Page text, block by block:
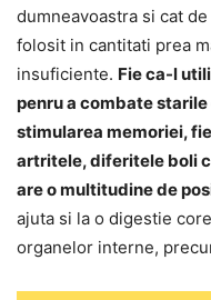
dumneavoastra si cat
folosit in cantitati prea
insuficiente. Fie ca-l
penru a combate
stimularea memoriei,
artritele, diferitele boli
are o multitudine de
ajuta si la o digestie
organelor interne,